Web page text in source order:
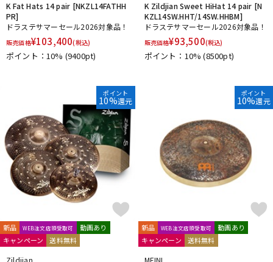
Super Light
T-Z
TACKLE INSTRUMENT
TAMBURO
TARA:NOME products
TECHRA
The Hand
YAMAHA
キョーリツ リットーミュージック
建光ドラム工房
小出 koide
FRANKEN CYMBAL
Dr.Case
ぼっち・ざ・ろっく！
Tandem Drums
K Fat Hats 14 pair [NKZL14FATHH
PR]
ドラステサマーセール2026対象品！
販売価格¥103,400(税込)
ポイント：10% (9400pt)
K Zildjian Sweet HiHat 14 pair [N
KZL14SW.HHT/14SW.HHBM]
ドラステサマーセール2026対象品！
販売価格¥93,500(税込)
ポイント：10%(8500pt)
ポイント
10%還元
新品 WEB注文店頭受取可
動画あり
キャンペーン
送料無料
Zildjian
ポイント
10%還元
新品 WEB注文店頭受取可
動画あり
キャンペーン
送料無料
MEINL